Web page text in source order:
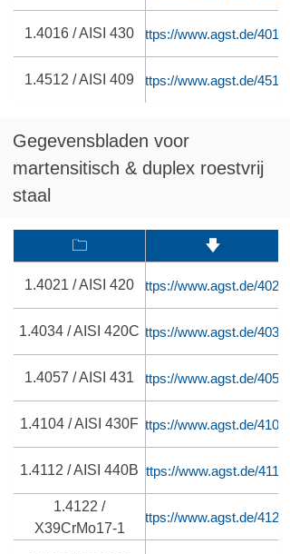
1.4016 / AISI 430 https://www.agst.de/4016
1.4512 / AISI 409 https://www.agst.de/4512
Gegevensbladen voor
martensitisch & duplex roestvrij
staal
🗀 🡇
1.4021 / AISI 420 https://www.agst.de/4021
1.4034 / AISI 420Chttps://www.agst.de/4034
1.4057 / AISI 431 https://www.agst.de/4057
1.4104 / AISI 430F https://www.agst.de/4104
1.4112 / AISI 440B https://www.agst.de/4112
1.4122 /
X39CrMo17-1
https://www.agst.de/4122